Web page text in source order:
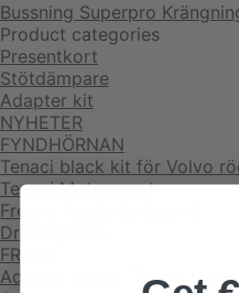
Bussning Superpro
Product categories
Presentkort
Stötdämpare
Adapter kit
NYHETER
FYNDHÖRNAN
Tenaci black kit för Volvo
Tenaci Motorsport
Fredric Aasbo 3-disc kit
Drifting team
FRAKT
Adapter platta "Twin Clutch"